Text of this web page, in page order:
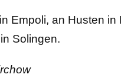
Empoli, an Husten
Solingen.